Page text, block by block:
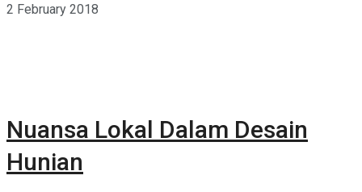
2 February 2018
Nuansa Lokal Dalam Desain
Hunian